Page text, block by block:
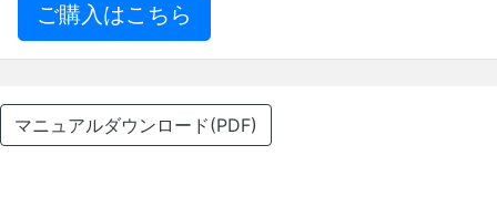
ご購入はこちら
マニュアルダウンロード(PDF)